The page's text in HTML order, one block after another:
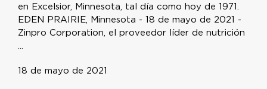
en Excelsior, Minnesota, tal día como hoy de 1971.
EDEN PRAIRIE, Minnesota - 18 de mayo de 2021 -
Zinpro Corporation, el proveedor líder de nutrición
...
18 de mayo de 2021